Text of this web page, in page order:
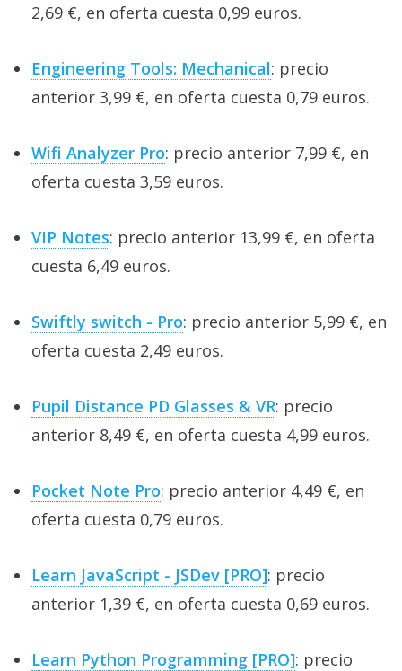
2,69 €, en oferta cuesta 0,99 euros.
Engineering Tools: Mechanical: precio
anterior 3,99 €, en oferta cuesta 0,79 euros.
Wifi Analyzer Pro: precio anterior 7,99 €, en
oferta cuesta 3,59 euros.
VIP Notes: precio anterior 13,99 €, en oferta
cuesta 6,49 euros.
Swiftly switch - Pro: precio anterior 5,99 €, en
oferta cuesta 2,49 euros.
Pupil Distance PD Glasses & VR: precio
anterior 8,49 €, en oferta cuesta 4,99 euros.
Pocket Note Pro: precio anterior 4,49 €, en
oferta cuesta 0,79 euros.
Learn JavaScript - JSDev [PRO]: precio
anterior 1,39 €, en oferta cuesta 0,69 euros.
Learn Python Programming [PRO]: precio